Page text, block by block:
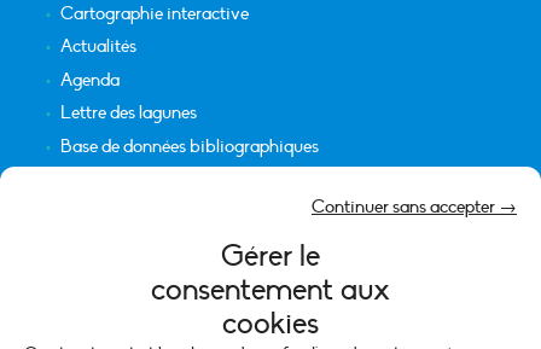
Gérer le
consentement aux
cookies
Continuer sans accepter →
Cartographie interactive
Actualités
Agenda
Lettre des lagunes
Base de données bibliographiques
Mentions légales
Politique de cookies (UE)